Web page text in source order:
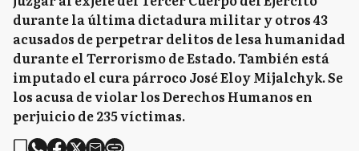
durante la última dictadura militar y otros 43
acusados de perpetrar delitos de lesa humanidad
durante el Terrorismo de Estado. También está
imputado el cura párroco José Eloy Mijalchyk. Se
los acusa de violar los Derechos Humanos en
perjuicio de 235 víctimas.